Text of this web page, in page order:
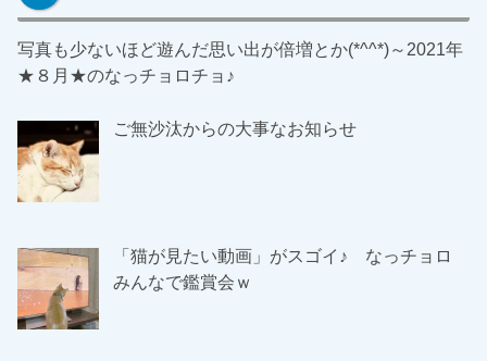
写真も少ないほど遊んだ思い出が倍増とか(*^^*)～2021年
★８月★のなっチョロチョ♪
ご無沙汰からの大事なお知らせ
「猫が見たい動画」がスゴイ♪ なっチョロ
みんなで鑑賞会ｗ